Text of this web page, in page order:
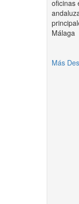
oficinas
Málaga
Más